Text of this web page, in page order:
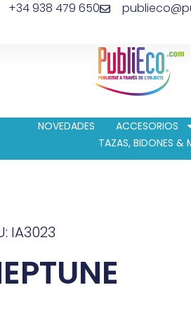
+34 938 479 650
NOVEDADES ACCESORIOS
TAZAS, BIDONES &
IA3023